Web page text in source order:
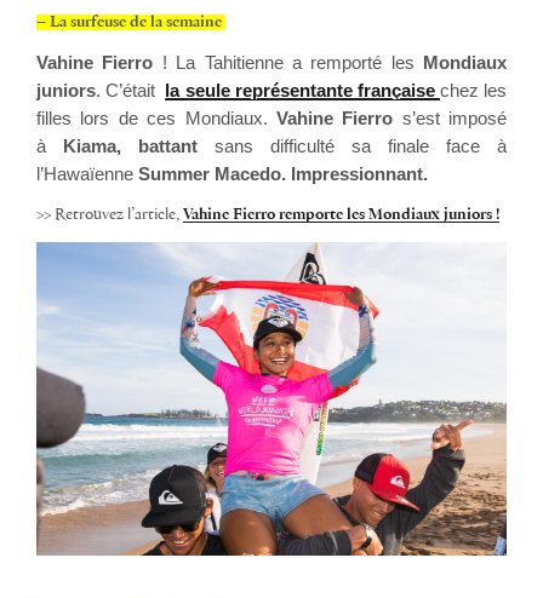
– La surfeuse de la semaine
Vahine Fierro ! La Tahitienne a remporté les Mondiaux
juniors. C’était la seule représentante française chez les
filles lors de ces Mondiaux. Vahine Fierro s’est imposé
à Kiama, battant sans difficulté sa finale face à
l’Hawaïenne Summer Macedo. Impressionnant.
>> Retrouvez l’article, Vahine Fierro remporte les Mondiaux juniors !